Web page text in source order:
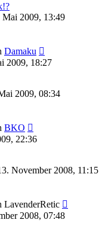
Mai 2009, 13:49
Damaku
2009, 18:27
2009, 08:34
BKO
22:36
November 2008, 11:15
LavenderRetic
2008, 07:48